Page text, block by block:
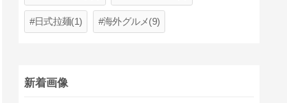
日式拉麺(1) 海外グルメ(9)
新着画像